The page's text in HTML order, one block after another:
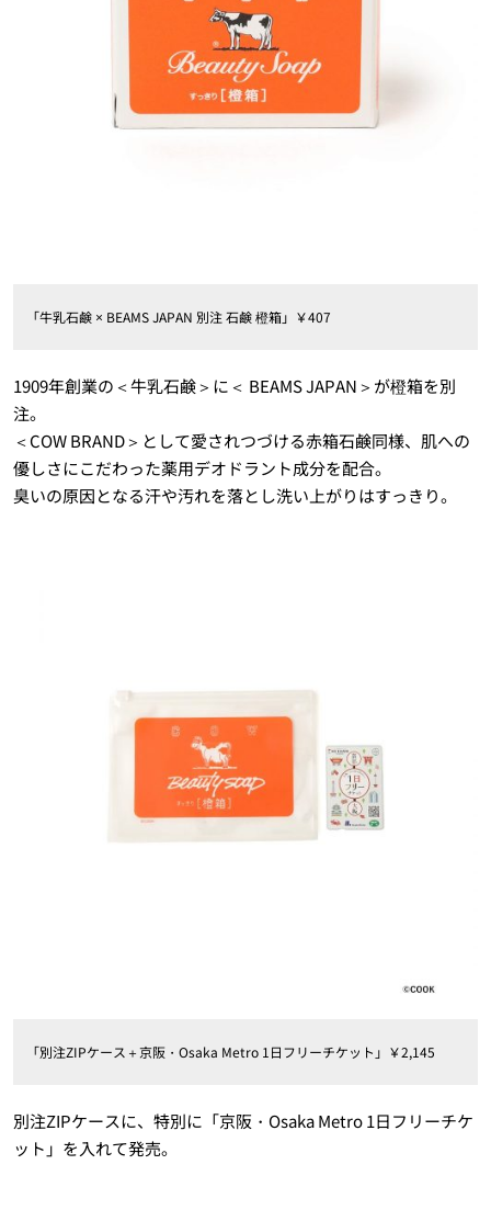
「牛乳石鹸 × BEAMS JAPAN 別注 石鹸 橙箱」￥407
1909年創業の＜牛乳石鹸＞に＜ BEAMS JAPAN＞が橙箱を別
注。
＜COW BRAND＞として愛されつづける赤箱石鹸同様、肌への
優しさにこだわった薬用デオドラント成分を配合。
臭いの原因となる汗や汚れを落とし洗い上がりはすっきり。
「別注ZIPケース＋京阪・Osaka Metro 1日フリーチケット」￥2,145
別注ZIPケースに、特別に「京阪・Osaka Metro 1日フリーチケ
ット」を入れて発売。